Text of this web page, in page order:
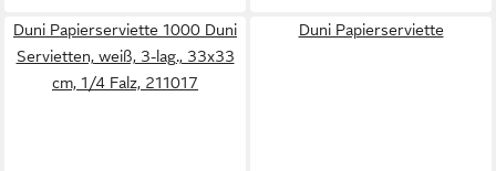
Duni Papierserviette 1000 Duni
Servietten, weiß, 3-lag., 33x33
cm, 1/4 Falz, 211017
Duni Papierserviette